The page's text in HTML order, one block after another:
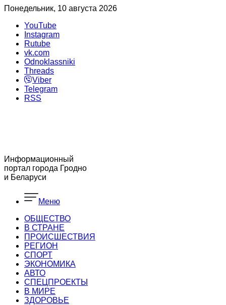
Понедельник, 10 августа 2026
YouTube
Instagram
Rutube
vk.com
Odnoklassniki
Threads
Viber
Telegram
RSS
Информационный
портал города Гродно
и Беларуси
Меню
ОБЩЕСТВО
В СТРАНЕ
ПРОИСШЕСТВИЯ
РЕГИОН
CПОРТ
ЭКОНОМИКА
АВТО
СПЕЦПРОЕКТЫ
В МИРЕ
ЗДОРОВЬЕ